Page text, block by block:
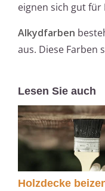
eignen sich gut für
Alkydfarben
aus. Diese Farben
Lesen Sie auch
Holzdecke